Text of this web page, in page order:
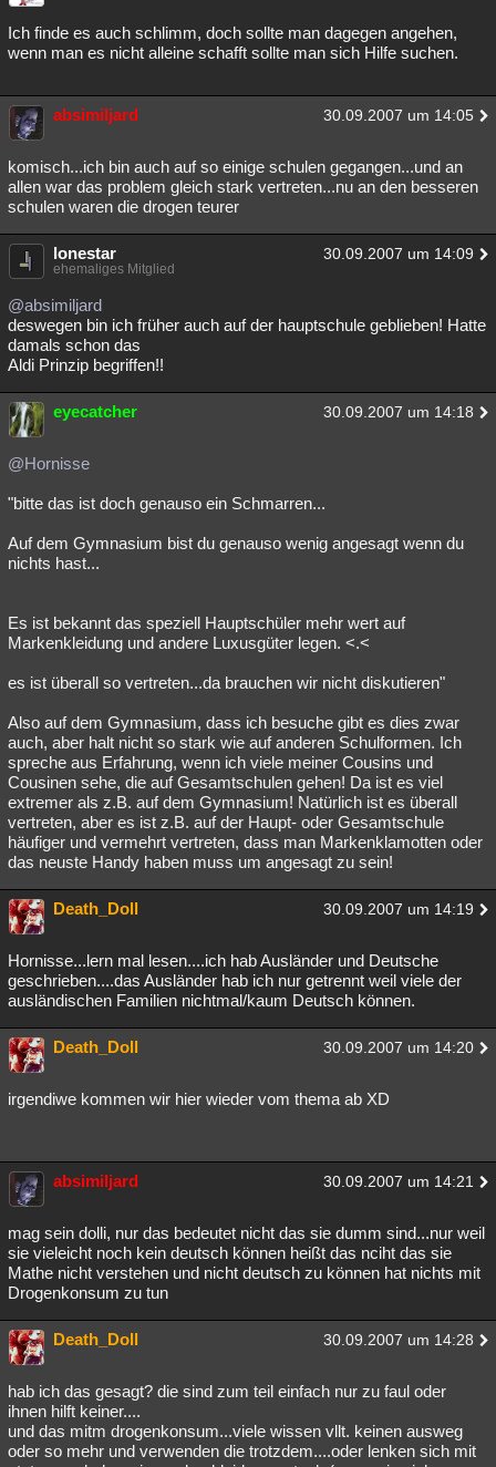
Ich finde es auch schlimm, doch sollte man dagegen angehen,
wenn man es nicht alleine schafft sollte man sich Hilfe suchen.
absimiljard 30.09.2007 um 14:05
komisch...ich bin auch auf so einige schulen gegangen...und an
allen war das problem gleich stark vertreten...nu an den besseren
schulen waren die drogen teurer
lonestar 30.09.2007 um 14:09
ehemaliges Mitglied
@absimiljard
deswegen bin ich früher auch auf der hauptschule geblieben! Hatte
damals schon das
Aldi Prinzip begriffen!!
eyecatcher 30.09.2007 um 14:18
@Hornisse
"bitte das ist doch genauso ein Schmarren...
Auf dem Gymnasium bist du genauso wenig angesagt wenn du
nichts hast...
Es ist bekannt das speziell Hauptschüler mehr wert auf
Markenkleidung und andere Luxusgüter legen. <.<
es ist überall so vertreten...da brauchen wir nicht diskutieren"
Also auf dem Gymnasium, dass ich besuche gibt es dies zwar
auch, aber halt nicht so stark wie auf anderen Schulformen. Ich
spreche aus Erfahrung, wenn ich viele meiner Cousins und
Cousinen sehe, die auf Gesamtschulen gehen! Da ist es viel
extremer als z.B. auf dem Gymnasium! Natürlich ist es überall
vertreten, aber es ist z.B. auf der Haupt- oder Gesamtschule
häufiger und vermehrt vertreten, dass man Markenklamotten oder
das neuste Handy haben muss um angesagt zu sein!
Death_Doll 30.09.2007 um 14:19
Hornisse...lern mal lesen....ich hab Ausländer und Deutsche
geschrieben....das Ausländer hab ich nur getrennt weil viele der
ausländischen Familien nichtmal/kaum Deutsch können.
Death_Doll 30.09.2007 um 14:20
irgendiwe kommen wir hier wieder vom thema ab XD
absimiljard 30.09.2007 um 14:21
mag sein dolli, nur das bedeutet nicht das sie dumm sind...nur weil
sie vieleicht noch kein deutsch können heißt das nciht das sie
Mathe nicht verstehen und nicht deutsch zu können hat nichts mit
Drogenkonsum zu tun
Death_Doll 30.09.2007 um 14:28
hab ich das gesagt? die sind zum teil einfach nur zu faul oder
ihnen hilft keiner....
und das mitm drogenkonsum...viele wissen vllt. keinen ausweg
oder so mehr und verwenden die trotzdem....oder lenken sich mit